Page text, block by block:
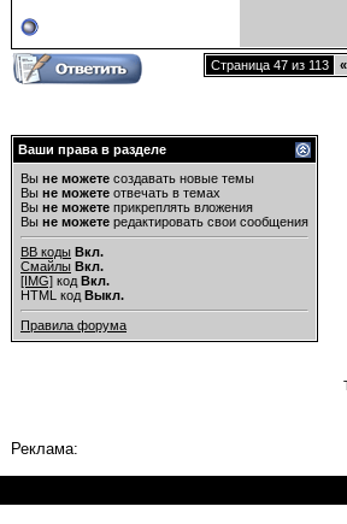
Страница 47 из 113 «
Ваши права в разделе
Вы не можете создавать новые темы
Вы не можете отвечать в темах
Вы не можете прикреплять вложения
Вы не можете редактировать свои сообщения
BB коды Вкл.
Смайлы Вкл.
[IMG] код Вкл.
HTML код Выкл.
Правила форума
Реклама: